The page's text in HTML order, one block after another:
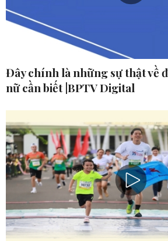
Đây chính là những sự thật về
nữ cần biết |BPTV Digital